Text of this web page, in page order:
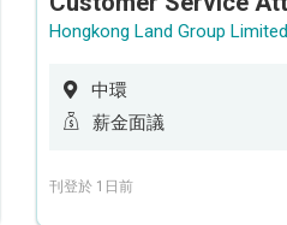
Hongkong Land Group Limited
中環
薪金面議
刊登於 1日前